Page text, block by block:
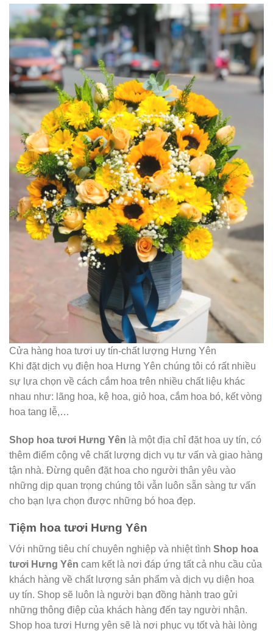
Cửa hàng hoa tươi uy tín-chất lượng Hưng Yên
Khi đặt dịch vụ điện hoa Hưng Yên chúng tôi có rất nhiều
sự lựa chọn về cách cắm hoa trên nhiều chất liệu khác
nhau như: lãng hoa, kệ hoa, giỏ hoa, cắm hoa bó, kết vòng
hoa tang lễ,…
Shop hoa tươi Hưng Yên là một địa chỉ đặt hoa uy tín, có
thêm điểm cộng vê chất lượng dịch vụ tư vấn và giao hàng
tận nhà. Đừng quên đặt hoa cho người thân yêu vào
những dịp quan trọng chúng tôi vẫn luôn sẵn sàng tư vấn
cho bạn lựa chọn được những bó hoa đẹp.
Tiệm hoa tươi Hưng Yên
Với những tiêu chí chuyên nghiệp và nhiệt tình Shop hoa
tươi Hưng Yên cam kết là nơi đáp ứng tất cả nhu cầu của
khách hàng về chất lượng sản phẩm và dịch vụ diện hoa
uy tín. Shop sẽ luôn là người bạn đồng hành trao gửi
những thông điệp của khách hàng đến tay người nhận.
Shop hoa tươi Hưng yên sẽ là nơi phục vụ tốt và hài lòng